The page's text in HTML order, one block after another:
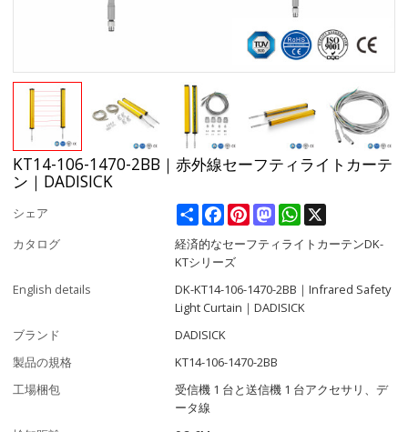
KT14-106-1470-2BB｜赤外線セーフティライトカーテ
ン｜DADISICK
シェア ShareFacebookPinterestMastodonWhatsApp
カタログ
経済的なセーフティライトカーテンDK-
KTシリーズ
English details
DK-KT14-106-1470-2BB｜Infrared Safety
Light Curtain｜DADISICK
ブランド
DADISICK
製品の規格
KT14-106-1470-2BB
工場梱包
受信機 1 台と送信機 1 台アクセサリ、デ
ータ線